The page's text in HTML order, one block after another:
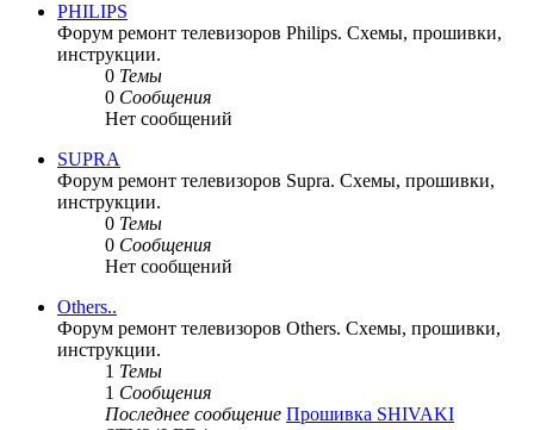
PHILIPS
Форум ремонт телевизоров Philips. Схемы, прошивки,
инструкции.
0 Темы
0 Сообщения
Нет сообщений
SUPRA
Форум ремонт телевизоров Supra. Схемы, прошивки,
инструкции.
0 Темы
0 Сообщения
Нет сообщений
Others..
Форум ремонт телевизоров Others. Схемы, прошивки,
инструкции.
1 Темы
1 Сообщения
Последнее сообщение Прошивка SHIVAKI